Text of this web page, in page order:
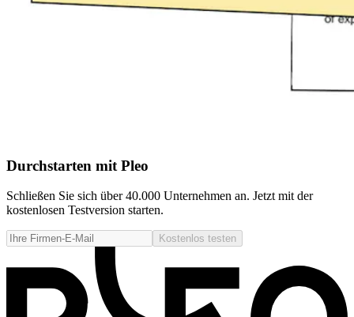
Durchstarten mit Pleo
Schließen Sie sich über 40.000 Unternehmen an. Jetzt mit der
kostenlosen Testversion starten.
Kostenlos testen